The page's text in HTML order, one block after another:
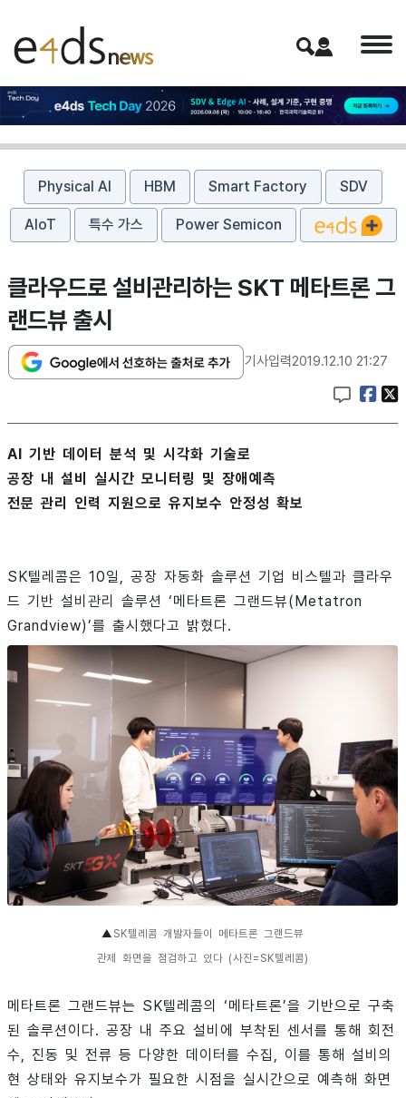
Physical AI HBM Smart Factory SDV
AIoT 특수 가스 Power Semicon
클라우드로 설비관리하는 SKT 메타트론 그
랜드뷰 출시
기사입력2019.12.10 21:27
AI 기반 데이터 분석 및 시각화 기술로
공장 내 설비 실시간 모니터링 및 장애예측
전문 관리 인력 지원으로 유지보수 안정성 확보
SK텔레콤은 10일, 공장 자동화 솔루션 기업 비스텔과 클라우
드 기반 설비관리 솔루션 ‘메타트론 그랜드뷰(Metatron
Grandview)’를 출시했다고 밝혔다.
▲ SK텔레콤 개발자들이 메타트론 그랜드뷰
관제 화면을 점검하고 있다 (사진=SK텔레콤)
메타트론 그랜드뷰는 SK텔레콤의 ‘메타트론’을 기반으로 구축
된 솔루션이다. 공장 내 주요 설비에 부착된 센서를 통해 회전
수, 진동 및 전류 등 다양한 데이터를 수집, 이를 통해 설비의
현 상태와 유지보수가 필요한 시점을 실시간으로 예측해 화면